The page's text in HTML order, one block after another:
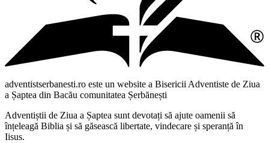
adventistserbanesti.ro este un website a Bisericii Adventiste de Ziua
a Șaptea din Bacău comunitatea Șerbănești
Adventiștii de Ziua a Șaptea sunt devotați să ajute oamenii să
înțeleagă Biblia și să găsească libertate, vindecare și speranță în
Iisus.